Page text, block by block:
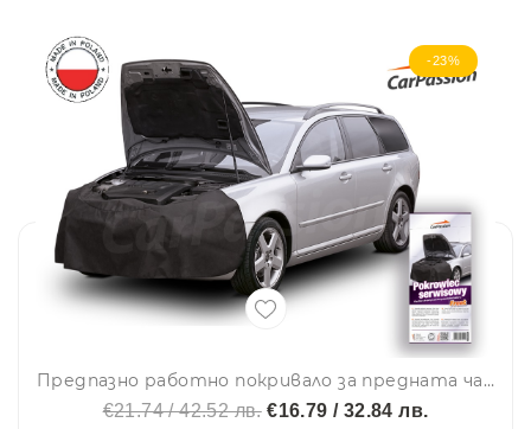
-23%
Предпазно работно покривало за предната част на автомобила CarPassion Универсално висококачествено
€21.74 / 42.52 лв.€16.79 / 32.84 лв.